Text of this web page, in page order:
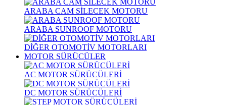
ARABA CAM SİLECEK MOTORU
ARABA SUNROOF MOTORU
DİĞER OTOMOTİV MOTORLARI
MOTOR SÜRÜCÜLER
AC MOTOR SÜRÜCÜLERİ
DC MOTOR SÜRÜCÜLERİ